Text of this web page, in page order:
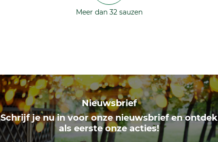
Meer dan 32 sauzen
Nieuwsbrief
Schrijf je nu in voor onze nieuwsbrief en ontdek
als eerste onze acties!